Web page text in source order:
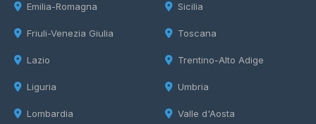
Emilia-Romagna
Friuli-Venezia Giulia
Lazio
Liguria
Lombardia
Sicilia
Toscana
Trentino-Alto Adige
Umbria
Valle d'Aosta